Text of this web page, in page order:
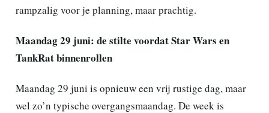
rampzalig voor je planning, maar prachtig.
Maandag 29 juni: de stilte voordat Star Wars en
TankRat binnenrollen
Maandag 29 juni is opnieuw een vrij rustige dag, maar
wel zo’n typische overgangsmaandag. De week is